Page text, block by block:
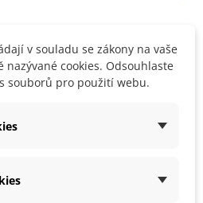
v souladu se zákony na vaše
nazývané cookies. Odsouhlaste
souborů pro použití webu.